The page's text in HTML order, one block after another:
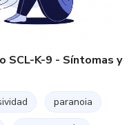
K-9 - Síntomas y
paranoia